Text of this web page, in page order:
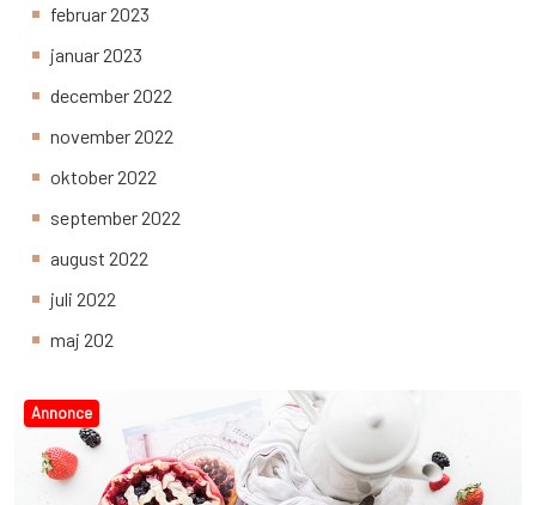
Annonce
februar 2023
januar 2023
december 2022
november 2022
oktober 2022
september 2022
august 2022
juli 2022
maj 202